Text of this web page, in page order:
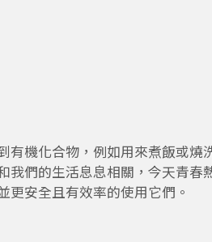
有機化合物，例如用來煮飯或燒
我們的生活息息相關，今天青
更安全且有效率的使用它們。